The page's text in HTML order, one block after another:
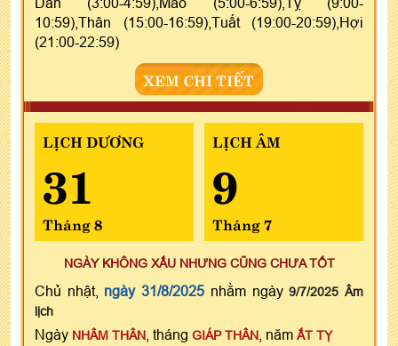
10:59),Thân (15:00-16:59),Tuất (19:00-20:59),Hợi
(21:00-22:59)
XEM CHI TIẾT
LỊCH DƯƠNG
31
Tháng 8
LỊCH ÂM
9
Tháng 7
NGÀY KHÔNG XẤU NHƯNG CŨNG CHƯA TỐT
Chủ nhật, ngày 31/8/2025 nhằm ngày9/7/2025 Âm
lịch
Ngày NHÂM THÂN , tháng GIÁP THÂN , năm ẤT TỴ